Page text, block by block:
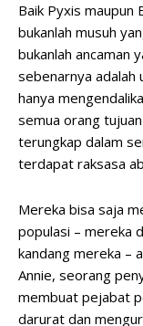
Baik Pyxis maupun
bukanlah musuh
bukanlah ancaman
sebenarnya adalah
hanya
semua orang
terungkap dalam
terdapat raksasa
Mereka bisa saja
populasi – mereka
kandang mereka –
Annie, seorang
membuat pejabat
darurat dan